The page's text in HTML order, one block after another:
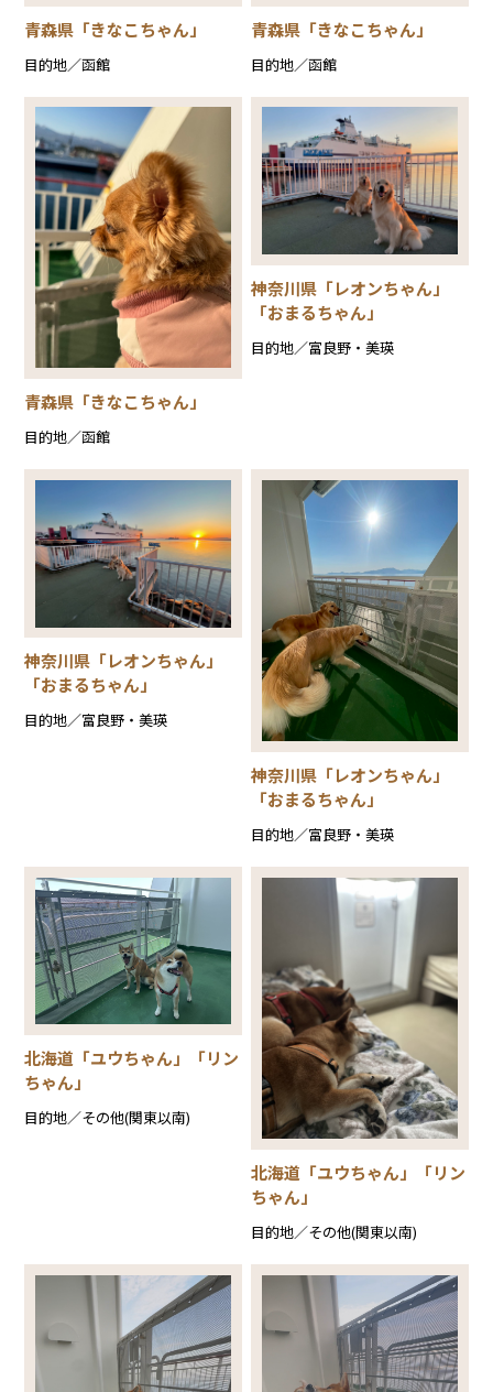
青森県「きなこちゃん」
目的地／函館
青森県「きなこちゃん」
目的地／函館
青森県「きなこちゃん」
目的地／函館
神奈川県「レオンちゃん」
「おまるちゃん」
目的地／富良野・美瑛
神奈川県「レオンちゃん」
「おまるちゃん」
目的地／富良野・美瑛
神奈川県「レオンちゃん」
「おまるちゃん」
目的地／富良野・美瑛
北海道「ユウちゃん」「リン
ちゃん」
目的地／その他(関東以南)
北海道「ユウちゃん」「リン
ちゃん」
目的地／その他(関東以南)